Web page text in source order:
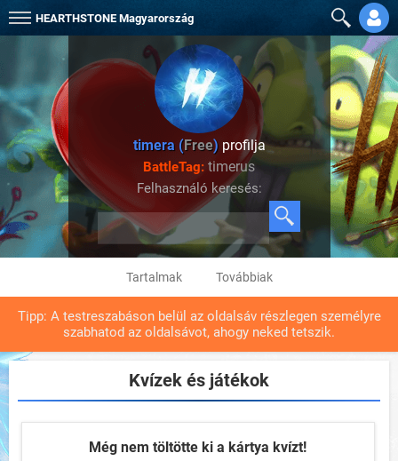
HEARTHSTONE Magyarország
timera (Free)profilja
BattleTag: timerus
Felhasználó keresés:
Tartalmak Továbbiak
Tipp: A testreszabáson belül az oldalsáv részlegen személyre
szabhatod az oldalsávot, ahogy neked tetszik.
Kvízek és játékok
Még nem töltötte ki a kártya kvízt!